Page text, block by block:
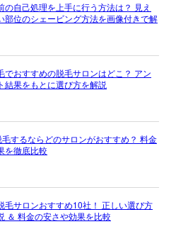
の自己処理を上手に行う方法は？ 見え
部位のシェービング方法を画像付きで解
でおすすめの脱毛サロンはどこ？ アン
結果をもとに選び方を解説
毛するならどのサロンがおすすめ？ 料金
を徹底比較
毛サロンおすすめ10社！ 正しい選び方
＆ 料金の安さや効果を比較